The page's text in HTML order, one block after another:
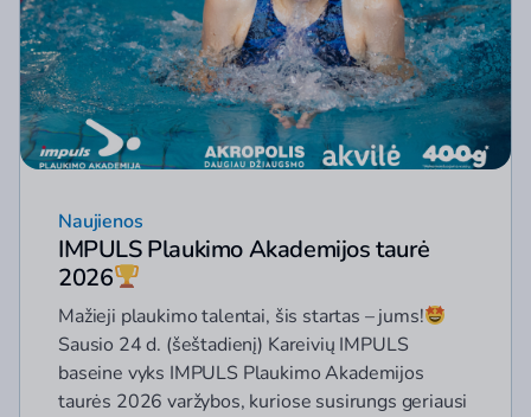
Naujienos
IMPULS Plaukimo Akademijos taurė
2026
Mažieji plaukimo talentai, šis startas – jums!
Sausio 24 d. (šeštadienį) Kareivių IMPULS
baseine vyks IMPULS Plaukimo Akademijos
taurės 2026 varžybos, kuriose susirungs geriausi